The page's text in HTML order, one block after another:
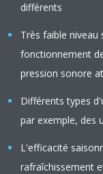
différents
Très faible
fonctionnement
pression sonore
Différents types
par exemple, des
L'efficacité
rafraîchissement